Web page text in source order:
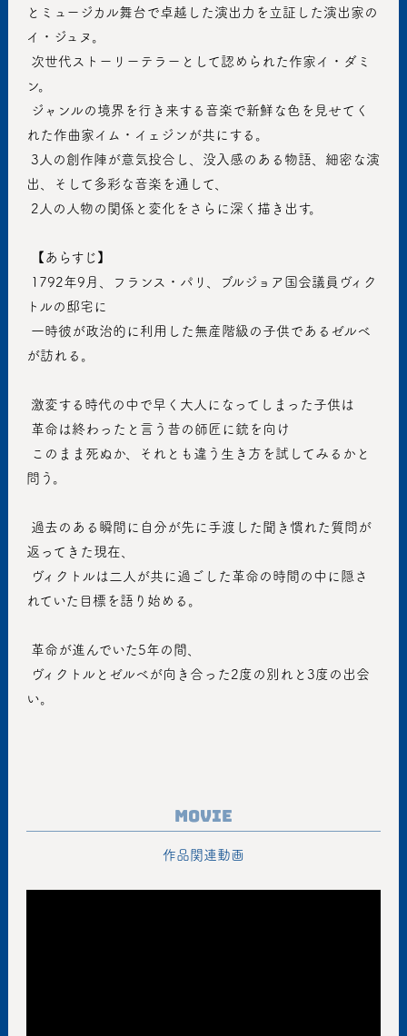
とミュージカル舞台で卓越した演出力を立証した演出家の
イ・ジュヌ。
ン。
れた作曲家イム・イェジンが共にする。
出、そして多彩な音楽を通して、
2人の人物の関係と変化をさらに深く描き出す。
【あらすじ】
トルの邸宅に
が訪れる。
激変する時代の中で早く大人になってしまった子供は
革命は終わったと言う昔の師匠に銃を向け
問う。
返ってきた現在、
れていた目標を語り始める。
革命が進んでいた5年の間、
い。
Movie
作品関連動画